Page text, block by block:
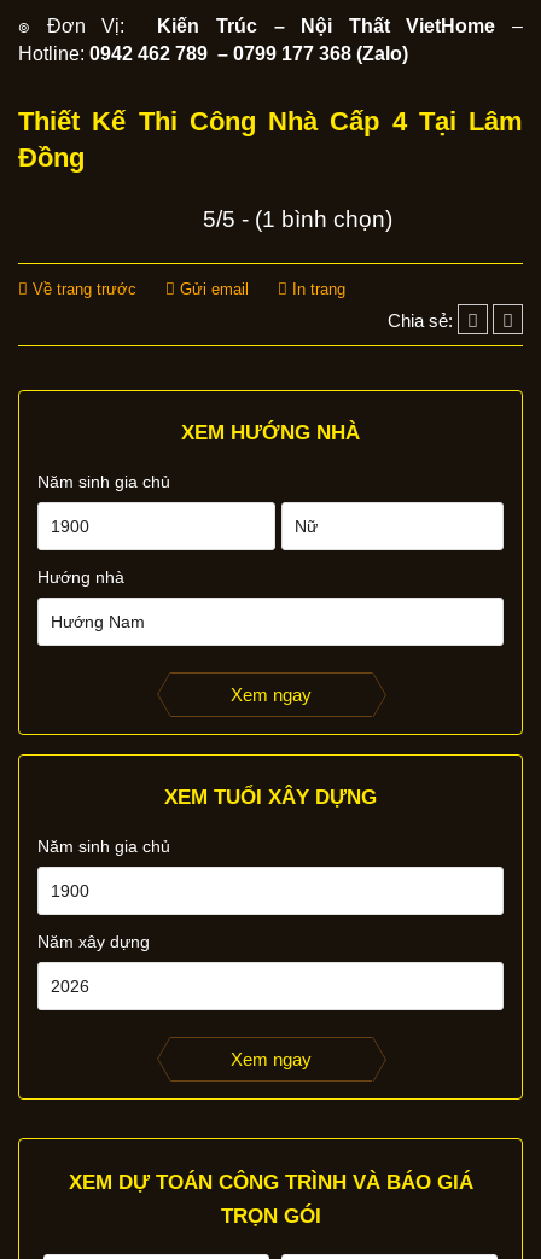
๏ Đơn Vị: Kiến Trúc – Nội Thất VietHome –
Hotline: 0942 462 789 – 0799 177 368 (Zalo)
Thiết Kế Thi Công Nhà Cấp 4 Tại Lâm
Đồng
5/5 - (1 bình chọn)
Về trang trước Gửi email In trang
Chia sẻ:
XEM HƯỚNG NHÀ
Năm sinh gia chủ
Hướng nhà
Xem ngay
XEM TUỔI XÂY DỰNG
Năm sinh gia chủ
Năm xây dựng
Xem ngay
XEM DỰ TOÁN CÔNG TRÌNH VÀ BÁO GIÁ
TRỌN GÓI